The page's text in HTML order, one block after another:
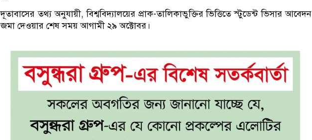
দূতাবাসের তথ্য অনুযায়ী, বিশ্ববিদ্যালয়ের প্রাক-তালিকাভুক্তির ভিত্তিতে স্টুডেন্ট ভিসার আবেদন
জমা দেওয়ার শেষ সময় আগামী ২৯ অক্টোবর।